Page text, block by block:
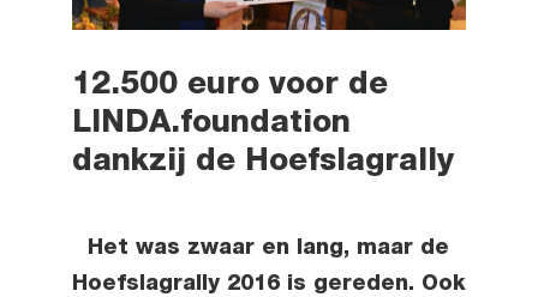
12.500 euro voor de
LINDA.foundation
dankzij de Hoefslagrally
Het was zwaar en lang, maar de
Hoefslagrally 2016 is gereden. Ook